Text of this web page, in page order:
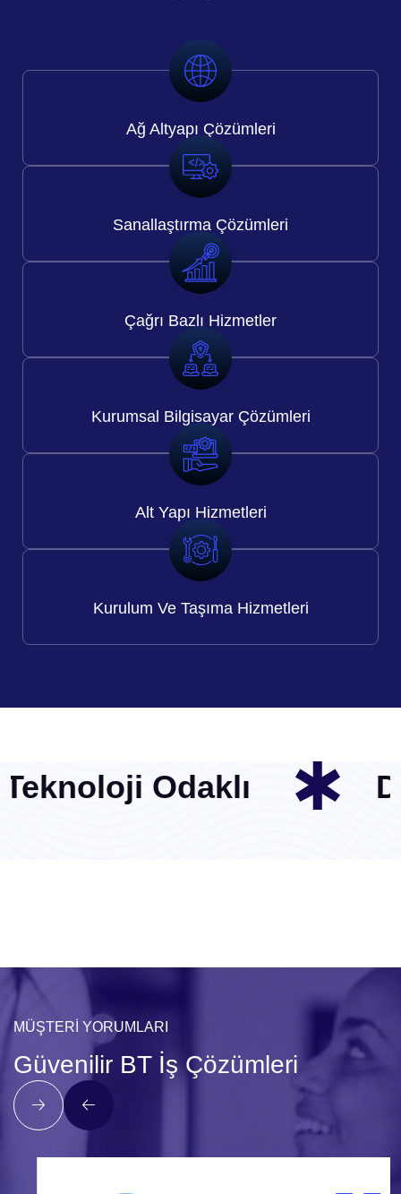
Ağ Altyapı Çözümleri
Sanallaştırma Çözümleri
Çağrı Bazlı Hizmetler
Kurumsal Bilgisayar Çözümleri
Alt Yapı Hizmetleri
Kurulum Ve Taşıma Hizmetleri
Odaklı
MÜŞTERI YORUMLARI
Güvenilir BT İş Çözümleri